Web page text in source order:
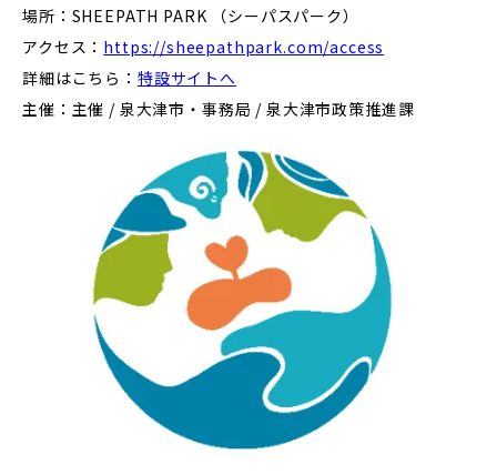
場所：SHEEPATH PARK （シーパスパーク）
アクセス： https://sheepathpark.com/access
詳細はこちら： 特設サイトへ
主催： 主催 / 泉大津市・ 事務局 / 泉大津市政策推進課